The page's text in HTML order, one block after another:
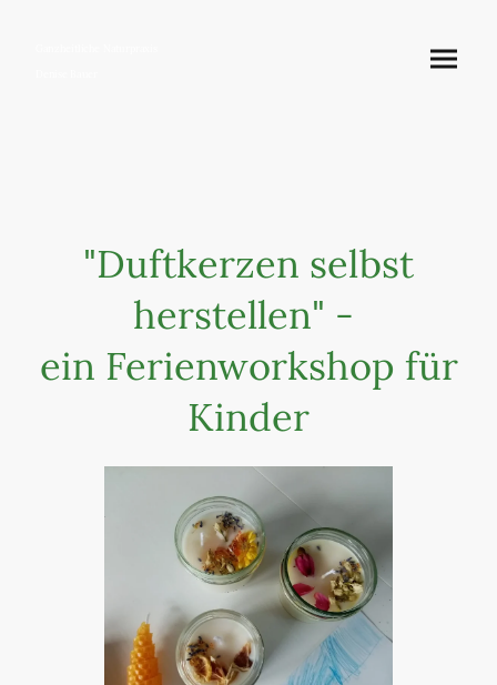
"Duftkerzen selbst
herstellen" -
ein Ferienworkshop für
Kinder